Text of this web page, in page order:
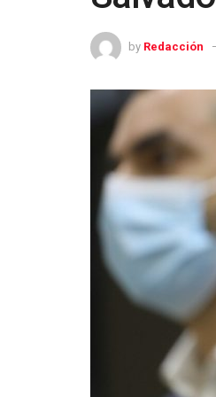
by Redacción